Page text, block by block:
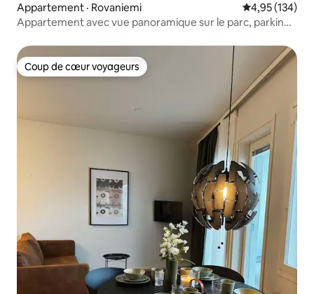
Appartement · Rovaniemi Note
4,95 (134)
Appartement avec vue panoramique sur le parc, parking
Coup de cœur voyageurs
Coup de cœur voyageurs